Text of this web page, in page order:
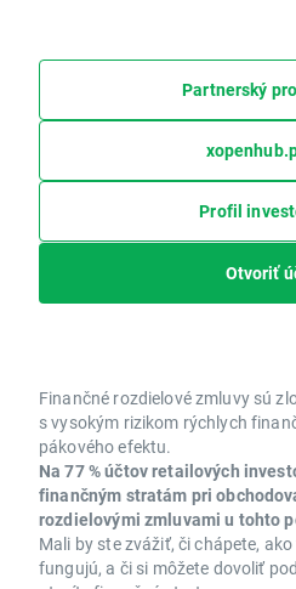
Partnerský
Profil
Otvoriť
Finančné rozdielové zmluvy sú
s vysokým rizikom rýchlych
pákového efektu.
Na 77 % účtov retailových
finančným stratám pri
rozdielovými zmluvami u tohto
Mali by ste zvážiť, či chápete,
fungujú, a či si môžete dovoliť